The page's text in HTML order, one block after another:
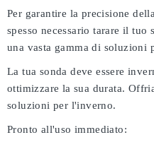
Per garantire la precisione
spesso necessario tarare il
una vasta gamma di soluzioni
La tua sonda deve essere
ottimizzare la sua durata.
soluzioni per l'inverno.
Pronto all'uso immediato: